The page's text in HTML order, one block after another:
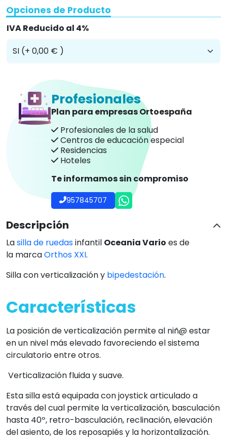
Opciones de Producto
IVA Reducido al 4%
Profesionales
Plan para empresas Ortoespaña
Profesionales de la salud
Centros de educación especial
Residencias
Hoteles
Te informamos sin compromiso
957845707
Descripción
Lasilla de ruedasinfantil Oceania Vario es de
la marcaOrthos XXI.
Silla con verticalización y bipedestación.
Características
La posición de verticalización permite al niñ@ estar
en un nivel más elevado favoreciendo el sistema
circulatorio entre otros.
Verticalización fluida y suave.
Esta silla está equipada con joystick articulado a
través del cual permite la verticalización, basculación
hasta 40º, retro-basculación, reclinación, elevación
del asiento, de los reposapiés y la horizontalización.